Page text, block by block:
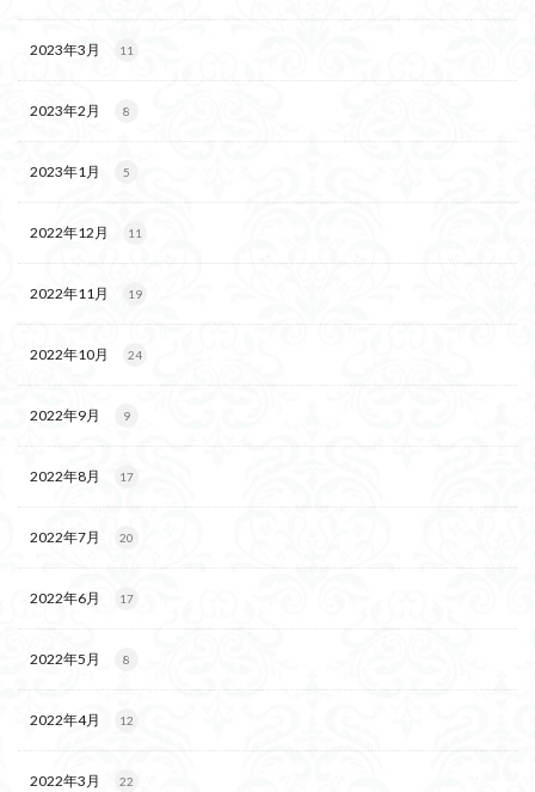
2023年3月 11
2023年2月 8
2023年1月 5
2022年12月 11
2022年11月 19
2022年10月 24
2022年9月 9
2022年8月 17
2022年7月 20
2022年6月 17
2022年5月 8
2022年4月 12
2022年3月 22